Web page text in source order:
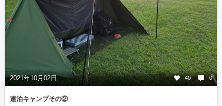
2021年10月02日 40 0
連泊キャンプその②